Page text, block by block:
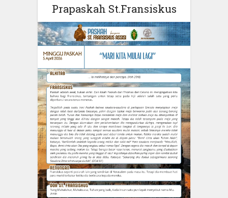
Prapaskah St.Fransiskus